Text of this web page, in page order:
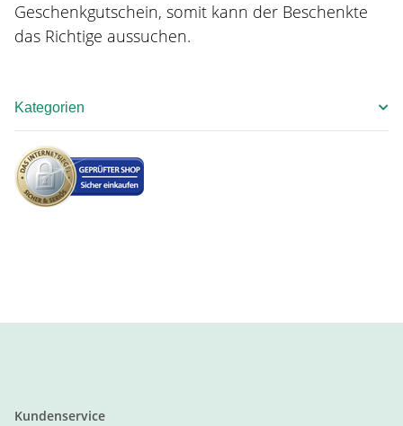
Geschenkgutschein, somit kann der Beschenkte
das Richtige aussuchen.
Kategorien
Kundenservice